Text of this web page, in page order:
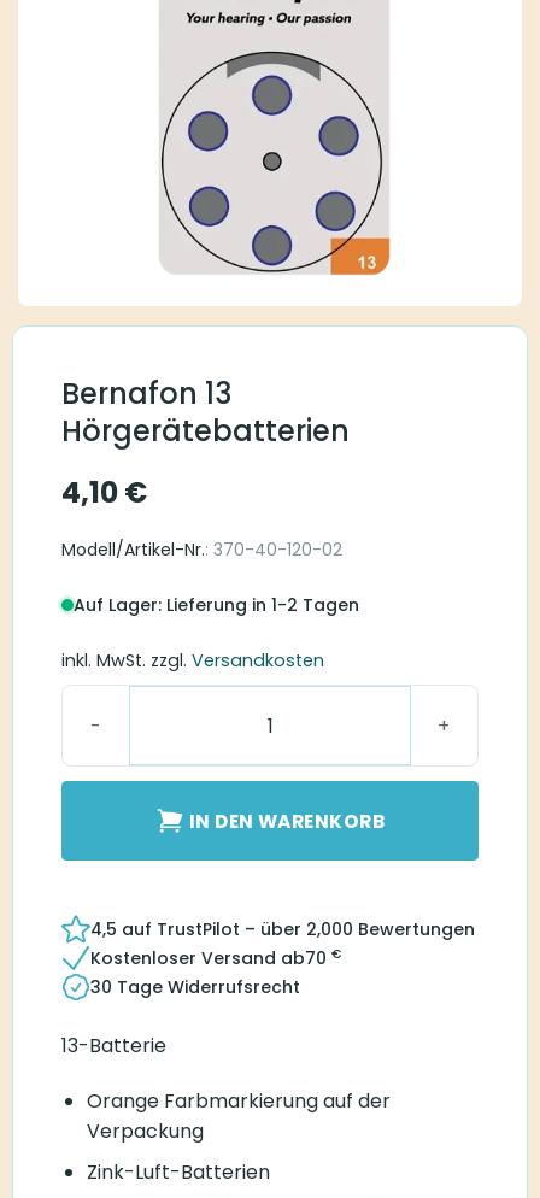
Bernafon 13
Hörgerätebatterien
4,10€
Modell/Artikel-Nr.: 370-40-120-02
Auf Lager: Lieferung in 1-2 Tagen
inkl. MwSt. zzgl. Versandkosten
IN DEN WARENKORB
4,5 auf TrustPilot – über 2,000 Bewertungen
Kostenloser Versand ab70 €
30 Tage Widerrufsrecht
13-Batterie
Orange Farbmarkierung auf der
Verpackung
Zink-Luft-Batterien